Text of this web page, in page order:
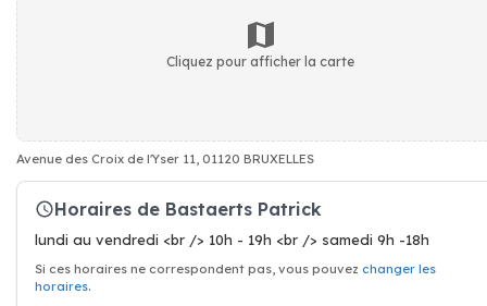
Cliquez pour afficher la carte
Avenue des Croix de l'Yser 11, 01120 BRUXELLES
Horaires de Bastaerts Patrick
lundi au vendredi <br /> 10h - 19h <br /> samedi 9h -18h
Si ces horaires ne correspondent pas, vous pouvez changer les
horaires.